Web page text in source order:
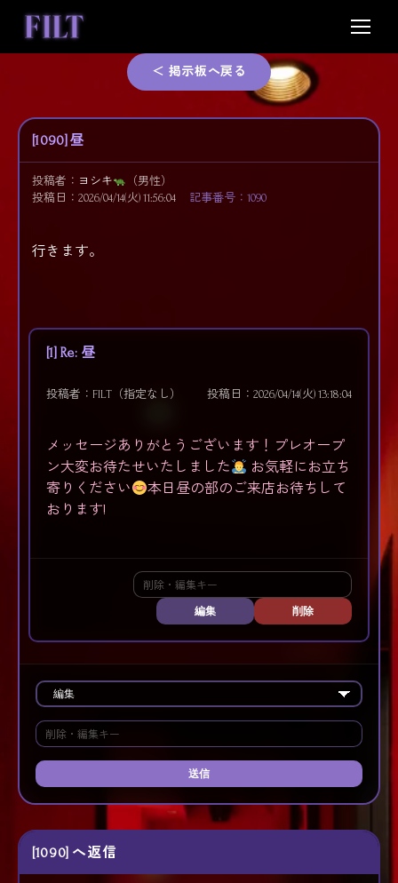
content
＜ 掲示板へ戻る
[1090] 昼
投稿者： ヨシキ
（男性）
投稿日：2026/04/14(火) 11:56:04
記事番号：1090
行きます。
[1] Re: 昼
投稿者：FILT（指定なし） 投稿日：2026/04/14(火) 13:18:04
メッセージありがとうございます！プレオープ
ン大変お待たせいたしました
お気軽にお立ち
寄りください
本日昼の部のご来店お待ちして
おります!
編集 削除
送信
[1090] へ返信